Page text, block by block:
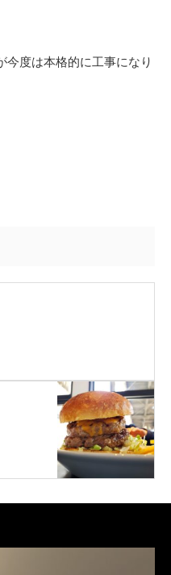
今度は本格的に工事になり